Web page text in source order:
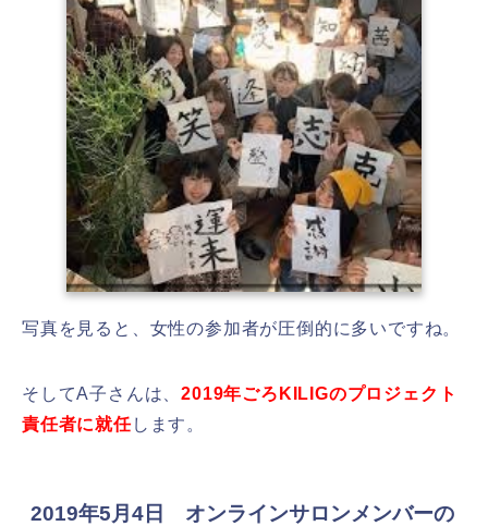
写真を見ると、女性の参加者が圧倒的に多いですね。
そしてA子さんは、2019年ごろKILIGのプロジェクト
責任者に就任します。
2019年5月4日 オンラインサロンメンバーの